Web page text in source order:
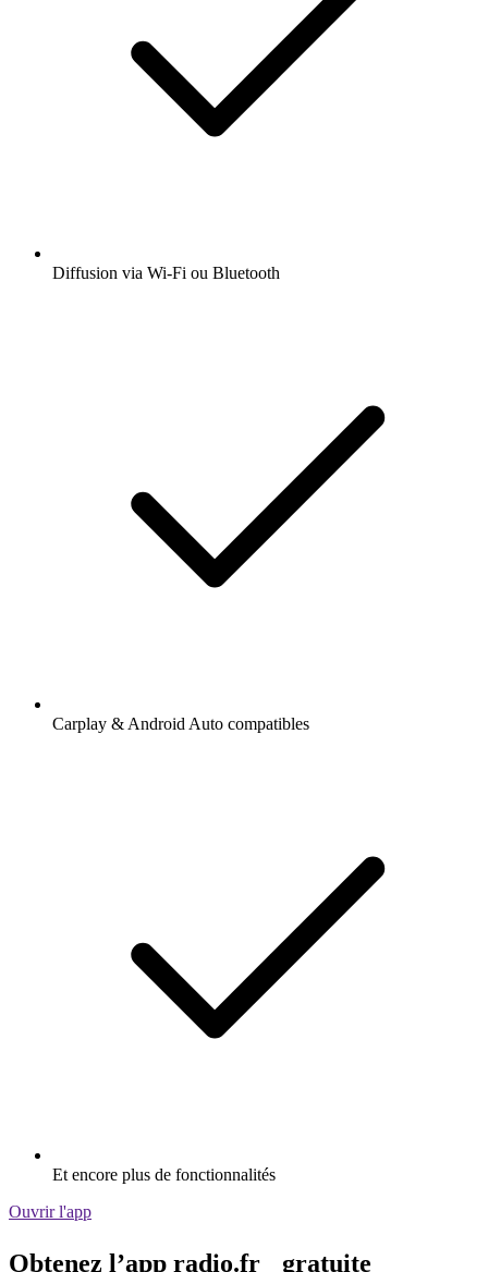
Diffusion via Wi-Fi ou Bluetooth
Carplay & Android Auto compatibles
Et encore plus de fonctionnalités
Ouvrir l'app
Obtenez l’app radio.fr gratuite